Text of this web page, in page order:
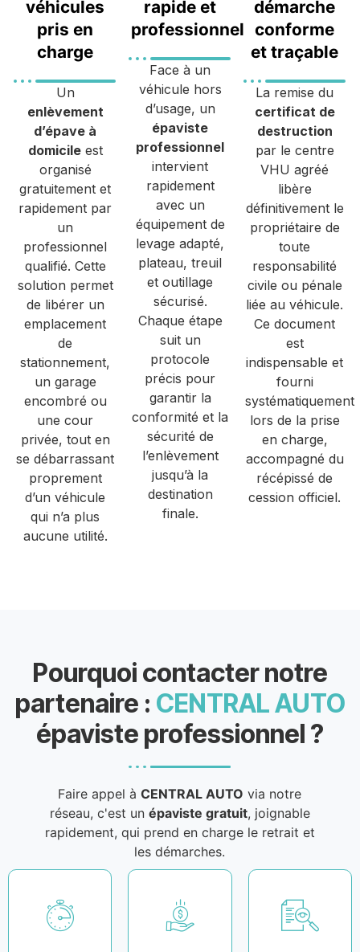
véhicules
pris en
charge
Un
enlèvement
d’épave à
domicileest
organisé
gratuitement et
rapidement par
un
professionnel
qualifié. Cette
solution permet
de libérer un
emplacement
de
stationnement,
un garage
encombré ou
une cour
privée, tout en
se débarrassant
proprement
d’un véhicule
qui n’a plus
aucune utilité.
rapide et
professionnel
Face à un
véhicule hors
d’usage, un
épaviste
professionnel
intervient
rapidement
avec un
équipement de
levage adapté,
plateau, treuil
et outillage
sécurisé.
Chaque étape
suit un
protocole
précis pour
garantir la
conformité et la
sécurité de
l’enlèvement
jusqu’à la
destination
finale.
démarche
conforme
et traçable
La remise du
certificat de
destruction
par le centre
VHU agréé
libère
définitivement le
propriétaire de
toute
responsabilité
civile ou pénale
liée au véhicule.
Ce document
est
indispensable et
fourni
systématiquement
lors de la prise
en charge,
accompagné du
récépissé de
cession officiel.
Pourquoi contacter notre
partenaire : CENTRAL AUTO
épaviste professionnel ?
Faire appel àCENTRAL AUTO via notre
réseau, c'est un épaviste gratuit, joignable
rapidement, qui prend en charge le retrait et
les démarches.